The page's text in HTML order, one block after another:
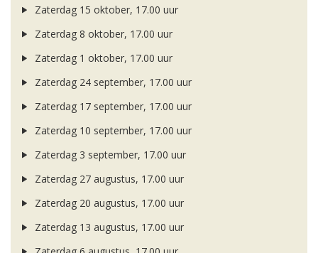
Zaterdag 15 oktober, 17.00 uur
Zaterdag 8 oktober, 17.00 uur
Zaterdag 1 oktober, 17.00 uur
Zaterdag 24 september, 17.00 uur
Zaterdag 17 september, 17.00 uur
Zaterdag 10 september, 17.00 uur
Zaterdag 3 september, 17.00 uur
Zaterdag 27 augustus, 17.00 uur
Zaterdag 20 augustus, 17.00 uur
Zaterdag 13 augustus, 17.00 uur